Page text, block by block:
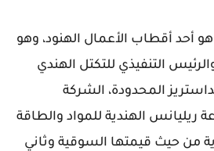
وُلد في 19 إبريل 1957 هو أحد أقطاب الأعمال الهنود، وهو
التنفيذي للتكتل الهندي
المحدودة، الشركة
ريليانس الهندية للمواد والطاقة
من حيث قيمتها السوقية وثاني